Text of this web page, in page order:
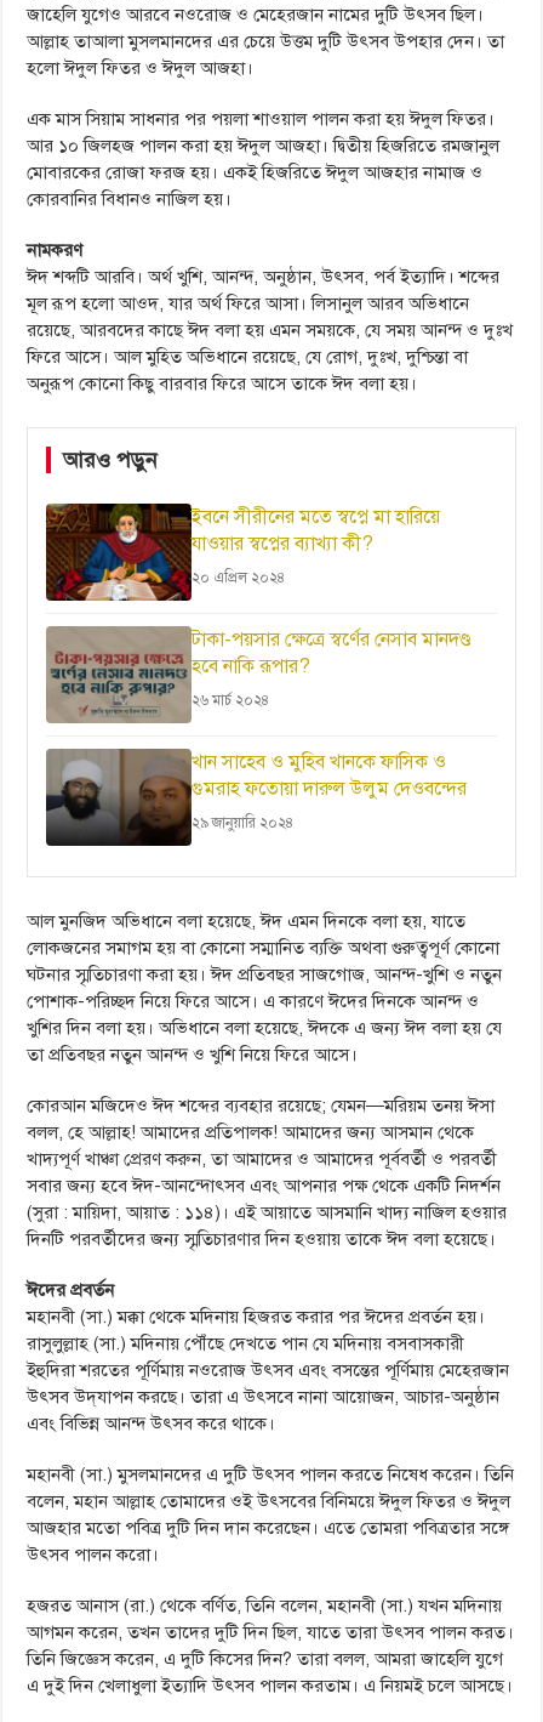
জাহেলি যুগেও আরবে নওরোজ ও মেহেরজান নামের দুটি উৎসব ছিল।
আল্লাহ তাআলা মুসলমানদের এর চেয়ে উত্তম দুটি উৎসব উপহার দেন। তা
হলো ঈদুল ফিতর ও ঈদুল আজহা।
এক মাস সিয়াম সাধনার পর পয়লা শাওয়াল পালন করা হয় ঈদুল ফিতর।
আর ১০ জিলহজ পালন করা হয় ঈদুল আজহা। দ্বিতীয় হিজরিতে রমজানুল
মোবারকের রোজা ফরজ হয়। একই হিজরিতে ঈদুল আজহার নামাজ ও
কোরবানির বিধানও নাজিল হয়।
নামকরণ
ঈদ শব্দটি আরবি। অর্থ খুশি, আনন্দ, অনুষ্ঠান, উৎসব, পর্ব ইত্যাদি। শব্দের
মূল রূপ হলো আওদ, যার অর্থ ফিরে আসা। লিসানুল আরব অভিধানে
রয়েছে, আরবদের কাছে ঈদ বলা হয় এমন সময়কে, যে সময় আনন্দ ও দুঃখ
ফিরে আসে। আল মুহিত অভিধানে রয়েছে, যে রোগ, দুঃখ, দুশ্চিন্তা বা
অনুরূপ কোনো কিছু বারবার ফিরে আসে তাকে ঈদ বলা হয়।
আরও পড়ুন
ইবনে সীরীনের মতে স্বপ্নে মা হারিয়ে
যাওয়ার স্বপ্নের ব্যাখ্যা কী?
২০ এপ্রিল ২০২৪
টাকা-পয়সার ক্ষেত্রে স্বর্ণের নেসাব মানদণ্ড
হবে নাকি রূপার?
২৬ মার্চ ২০২৪
খান সাহেব ও মুহিব খানকে ফাসিক ও
গুমরাহ ফতোয়া দারুল উলুম দেওবন্দের
২৯ জানুয়ারি ২০২৪
আল মুনজিদ অভিধানে বলা হয়েছে, ঈদ এমন দিনকে বলা হয়, যাতে
লোকজনের সমাগম হয় বা কোনো সম্মানিত ব্যক্তি অথবা গুরুত্বপূর্ণ কোনো
ঘটনার স্মৃতিচারণা করা হয়। ঈদ প্রতিবছর সাজগোজ, আনন্দ-খুশি ও নতুন
পোশাক-পরিচ্ছদ নিয়ে ফিরে আসে। এ কারণে ঈদের দিনকে আনন্দ ও
খুশির দিন বলা হয়। অভিধানে বলা হয়েছে, ঈদকে এ জন্য ঈদ বলা হয় যে
তা প্রতিবছর নতুন আনন্দ ও খুশি নিয়ে ফিরে আসে।
কোরআন মজিদেও ঈদ শব্দের ব্যবহার রয়েছে; যেমন—মরিয়ম তনয় ঈসা
বলল, হে আল্লাহ! আমাদের প্রতিপালক! আমাদের জন্য আসমান থেকে
খাদ্যপূর্ণ খাঞ্চা প্রেরণ করুন, তা আমাদের ও আমাদের পূর্ববর্তী ও পরবর্তী
সবার জন্য হবে ঈদ-আনন্দোৎসব এবং আপনার পক্ষ থেকে একটি নিদর্শন
(সুরা : মায়িদা, আয়াত : ১১৪)। এই আয়াতে আসমানি খাদ্য নাজিল হওয়ার
দিনটি পরবর্তীদের জন্য স্মৃতিচারণার দিন হওয়ায় তাকে ঈদ বলা হয়েছে।
ঈদের প্রবর্তন
মহানবী (সা.) মক্কা থেকে মদিনায় হিজরত করার পর ঈদের প্রবর্তন হয়।
রাসুলুল্লাহ (সা.) মদিনায় পৌঁছে দেখতে পান যে মদিনায় বসবাসকারী
ইহুদিরা শরতের পূর্ণিমায় নওরোজ উৎসব এবং বসন্তের পূর্ণিমায় মেহেরজান
উৎসব উদ্‌যাপন করছে। তারা এ উৎসবে নানা আয়োজন, আচার-অনুষ্ঠান
এবং বিভিন্ন আনন্দ উৎসব করে থাকে।
মহানবী (সা.) মুসলমানদের এ দুটি উৎসব পালন করতে নিষেধ করেন। তিনি
বলেন, মহান আল্লাহ তোমাদের ওই উৎসবের বিনিময়ে ঈদুল ফিতর ও ঈদুল
আজহার মতো পবিত্র দুটি দিন দান করেছেন। এতে তোমরা পবিত্রতার সঙ্গে
উৎসব পালন করো।
হজরত আনাস (রা.) থেকে বর্ণিত, তিনি বলেন, মহানবী (সা.) যখন মদিনায়
আগমন করেন, তখন তাদের দুটি দিন ছিল, যাতে তারা উৎসব পালন করত।
তিনি জিজ্ঞেস করেন, এ দুটি কিসের দিন? তারা বলল, আমরা জাহেলি যুগে
এ দুই দিন খেলাধুলা ইত্যাদি উৎসব পালন করতাম। এ নিয়মই চলে আসছে।